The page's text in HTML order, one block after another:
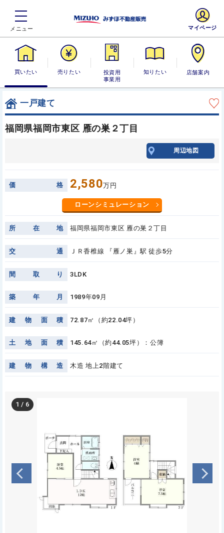
買いたい 売りたい
投資用・事業
用
知りたい 店舗案内
マイページ
一戸建て
福岡県福岡市東区 雁の巣２丁目
周辺地図
価 格 2,580万円
ローンシミュレーション
所 在 地 福岡県福岡市東区 雁の巣２丁目
交 通 ＪＲ香椎線 『雁ノ巣』駅 徒歩5分
間 取 り 3LDK
築 年 月 1989年09月
建 物 面 積 72.87㎡（約22.04坪）
土 地 面 積 145.64㎡（約44.05坪）：公簿
建 物 構 造 木造 地上2階建て
1 / 6